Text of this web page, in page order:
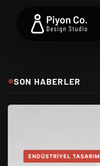
SON HABERLER
ENDÜSTRIYEL TASARIM